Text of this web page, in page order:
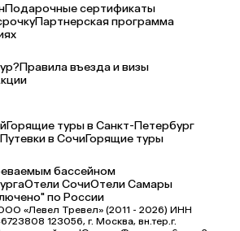
Подарочные сертификаты
Партнерская программа
Правила въезда и визы
Горящие туры в Санкт-Петербург
Путевки в СочиГорящие туры
бассейном
Отели СочиОтели Самары
по России
«Левел Тревел» (2011 - 2026) ИНН
123056, г. Москва, вн.тер.г.